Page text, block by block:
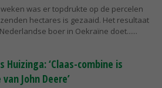
was er topdrukte op de percelen
hectares is gezaaid. Het resultaat
boer in Oekraïne doet...
‘Claas-combine is
John Deere’